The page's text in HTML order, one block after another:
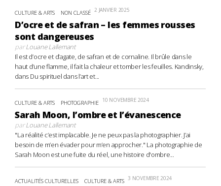
CULTURE & ARTS NON CLASSÉ 2 JANVIER 2025
D’ocre et de safran – les femmes rousses
sont dangereuses
parLouane Lallemant
Il est d’ocre et d’agate, de safran et de cornaline. Il brûle dans le
haut d’une flamme, il fait la chaleur et tomber les feuilles. Kandinsky,
dans Du spirituel dans l’art et...
CULTURE & ARTS PHOTOGRAPHIE 10 NOVEMBRE 2024
Sarah Moon, l’ombre et l’évanescence
parLouane Lallemant
"La réalité c’est implacable. Je ne peux pas la photographier. J’ai
besoin de m’en évader pour m’en approcher." La photographie de
Sarah Moon est une fuite du réel, une histoire d'ombre...
ACTUALITÉS CULTURELLES CULTURE & ARTS 3 NOVEMBRE 2024